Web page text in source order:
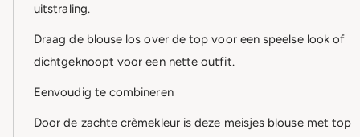
uitstraling.
Draag de blouse los over de top voor een speelse look of
dichtgeknoopt voor een nette outfit.
Eenvoudig te combineren
Door de zachte crèmekleur is deze meisjes blouse met top